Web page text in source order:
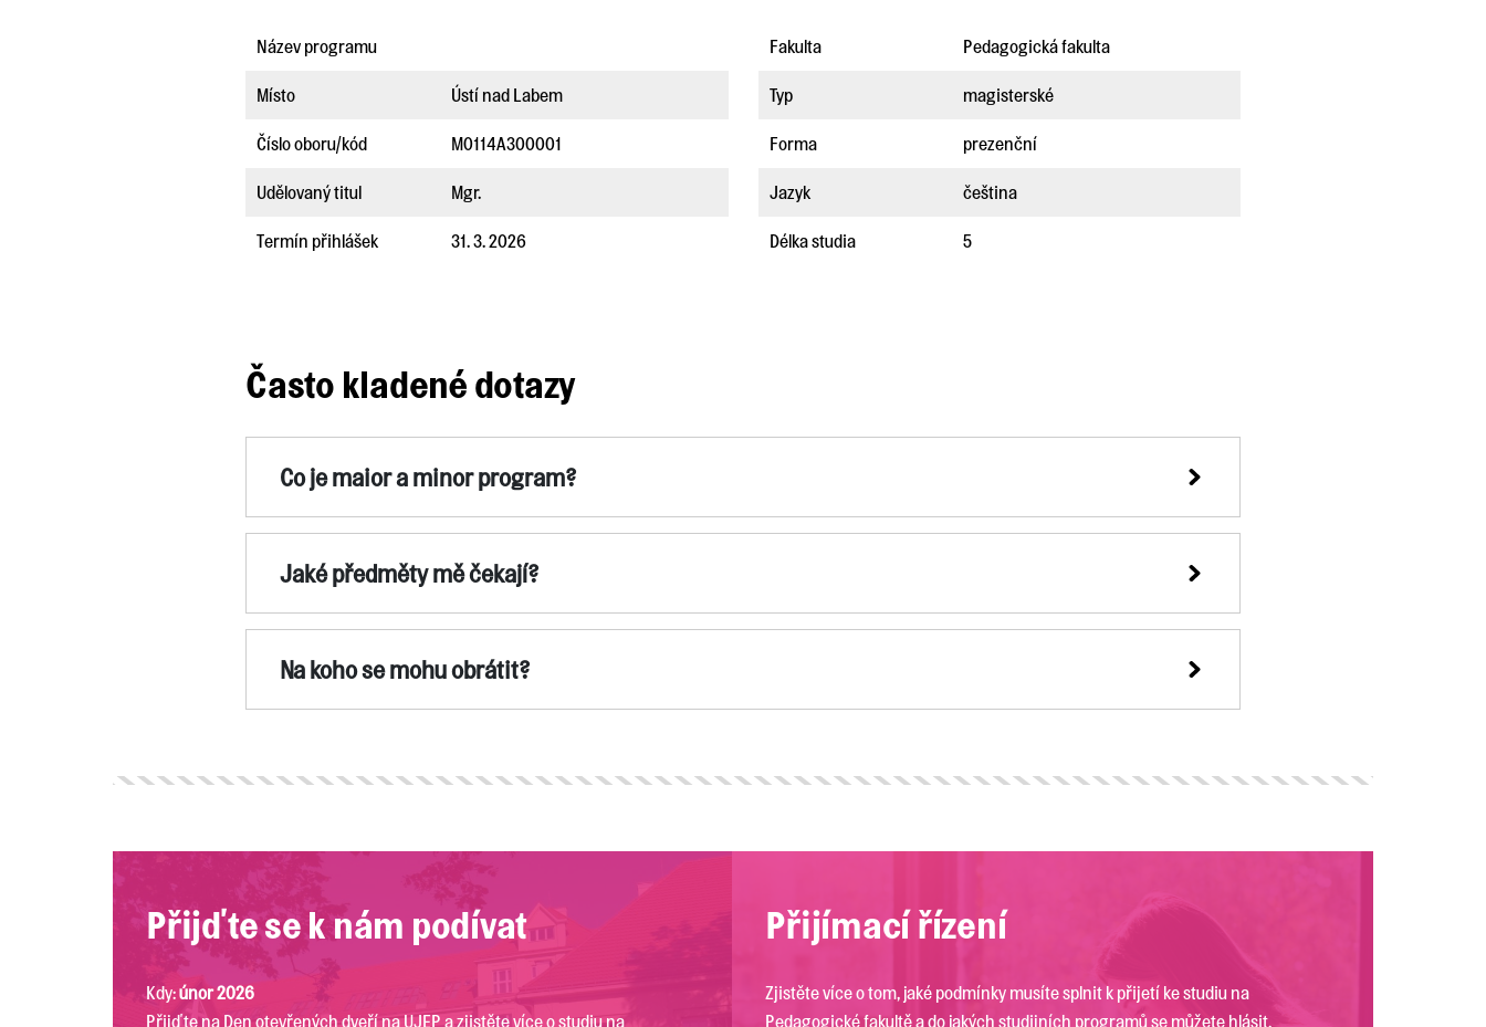
Název programu Fakulta Pedagogická fakulta
Místo Ústí nad Labem Typ magisterské
Číslo oboru/kód M0114A300001 Forma prezenční
Udělovaný titul Mgr. Jazyk čeština
Termín přihlášek 31. 3. 2026 Délka studia 5
Často kladené dotazy
Co je maior a minor program?
Jaké předměty mě čekají?
Na koho se mohu obrátit?
Přijďte se k nám podívat
Kdy:únor 2026
Přijďte na Den otevřených dveří na UJEP a zjistěte více o studiu na
Přijímací řízení
Zjistěte více o tom, jaké podmínky musíte splnit k přijetí ke studiu na
Pedagogické fakultě a do jakých studijních programů se můžete hlásit.